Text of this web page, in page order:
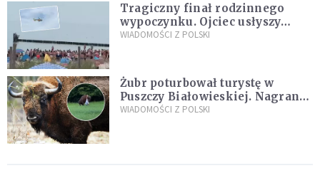
Tragiczny finał rodzinnego
wypoczynku. Ojciec usłyszy
zarzuty
WIADOMOŚCI Z POLSKI
Żubr poturbował turystę w
Puszczy Białowieskiej. Nagranie
daje do myślenia
WIADOMOŚCI Z POLSKI